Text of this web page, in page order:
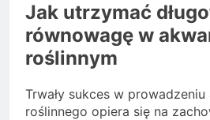
Jak utrzymać
równowagę w
roślinnym
Trwały sukces w prowadzeniu
roślinnego opiera się na